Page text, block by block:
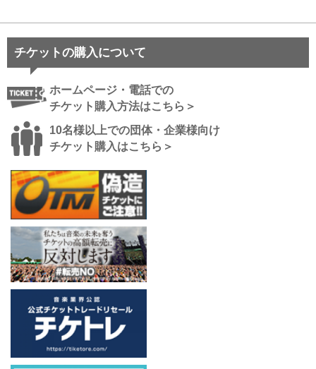
チケットの購入について
ホームページ・電話での
チケット購入方法はこちら＞
10名様以上での団体・企業様向け
チケット購入はこちら＞